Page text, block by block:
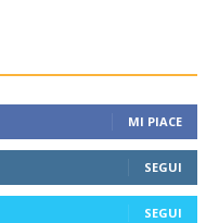
MI PIACE
SEGUI
SEGUI